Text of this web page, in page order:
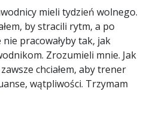
mieli tydzień wolnego.
by stracili rytm, a po
pracowałyby tak, jak
Zrozumieli mnie. Jak
chciałem, aby trener
wątpliwości. Trzymam